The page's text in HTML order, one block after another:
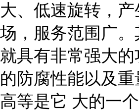
大、低速旋转，
场，服务范围广
就具有非常强大
的防腐性能以及
高等是它 大的一